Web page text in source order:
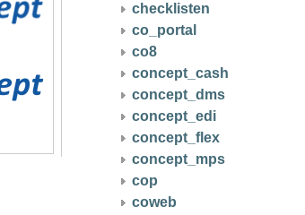
checklisten
co_portal
co8
concept_cash
concept_dms
concept_edi
concept_flex
concept_mps
cop
coweb